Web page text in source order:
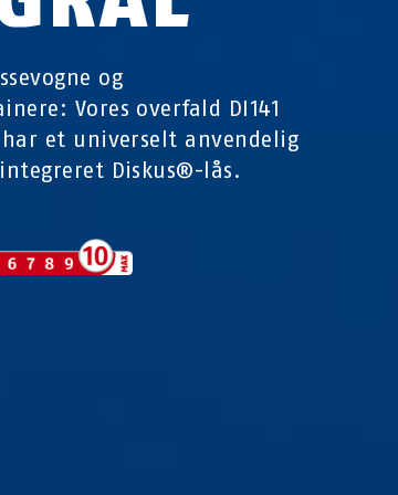
og
Vores overfald DI141
et universelt anvendelig
Diskus®-lås.